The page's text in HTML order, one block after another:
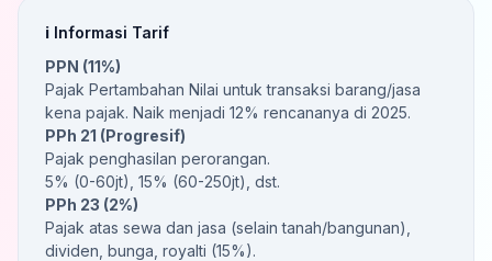
ℹ️ Informasi Tarif
PPN (11%)
Pajak Pertambahan Nilai untuk transaksi barang/jasa
kena pajak. Naik menjadi 12% rencananya di 2025.
PPh 21 (Progresif)
Pajak penghasilan perorangan.
5% (0-60jt), 15% (60-250jt), dst.
PPh 23 (2%)
Pajak atas sewa dan jasa (selain tanah/bangunan),
dividen, bunga, royalti (15%).